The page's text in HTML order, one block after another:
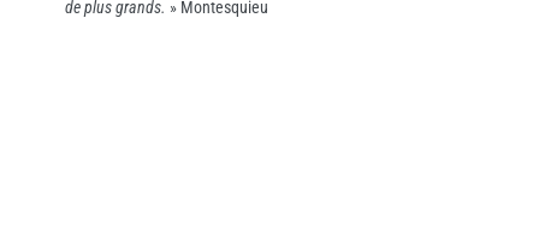
de plus grands. » Montesquieu